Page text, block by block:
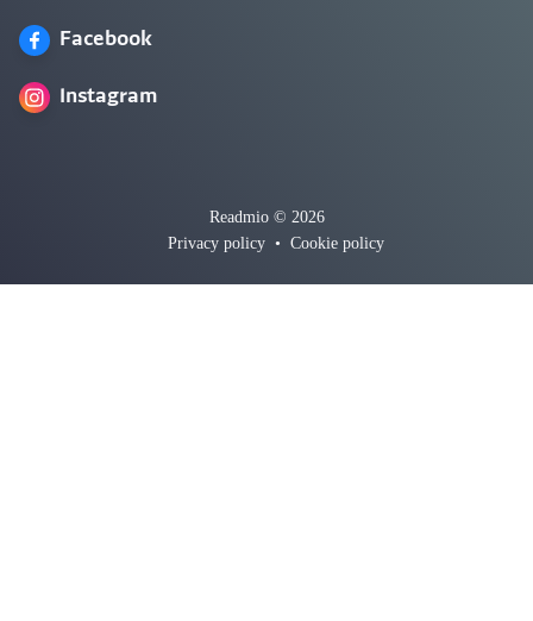
Facebook
Instagram
Readmio © 2026
Privacy policy • Cookie policy